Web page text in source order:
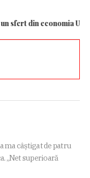
din economia
ma câștigat de patru
„Net superioară